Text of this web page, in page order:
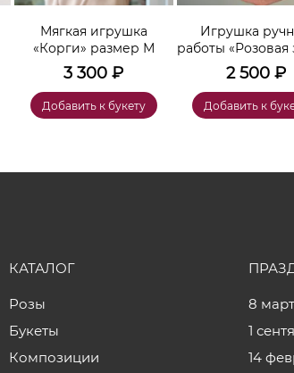
Мягкая игрушка
«Корги» размер М
3 300 ₽
Добавить к букету
Игрушка
работы «Розовая
2 500₽
Добавить к
КАТАЛОГ
Розы
Букеты
Композиции
8
1
14